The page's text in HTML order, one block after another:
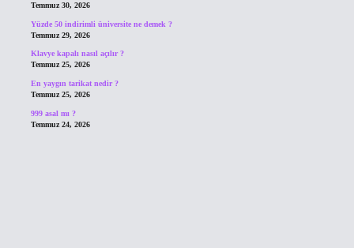
Temmuz 30, 2026
Yüzde 50 indirimli üniversite ne demek ?
Temmuz 29, 2026
Klavye kapalı nasıl açılır ?
Temmuz 25, 2026
En yaygın tarikat nedir ?
Temmuz 25, 2026
999 asal mı ?
Temmuz 24, 2026